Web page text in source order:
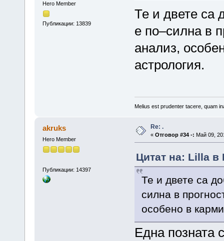
Hero Member
Публикации: 13839
Те и двете са
е по–силна в
анализ,
астрология.
Melius est prudenter tacere, quam
akruks
Hero Member
Публикации: 14397
Re: .
« Отговор #34 -: Май 09,
Цитат на: Lilla в
Те и двете са
силна в
особено в
Една позната